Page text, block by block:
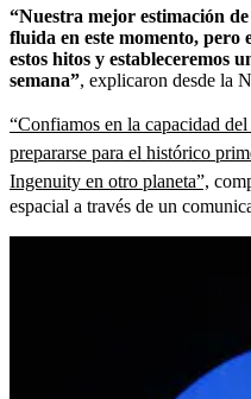
“Nuestra mejor estimación
fluida en este momento,
estos hitos y estableceremos
semana”, explicaron desde la
“Confiamos en la capacidad
prepararse para el histórico
Ingenuity en otro planeta”,
espacial a través de un